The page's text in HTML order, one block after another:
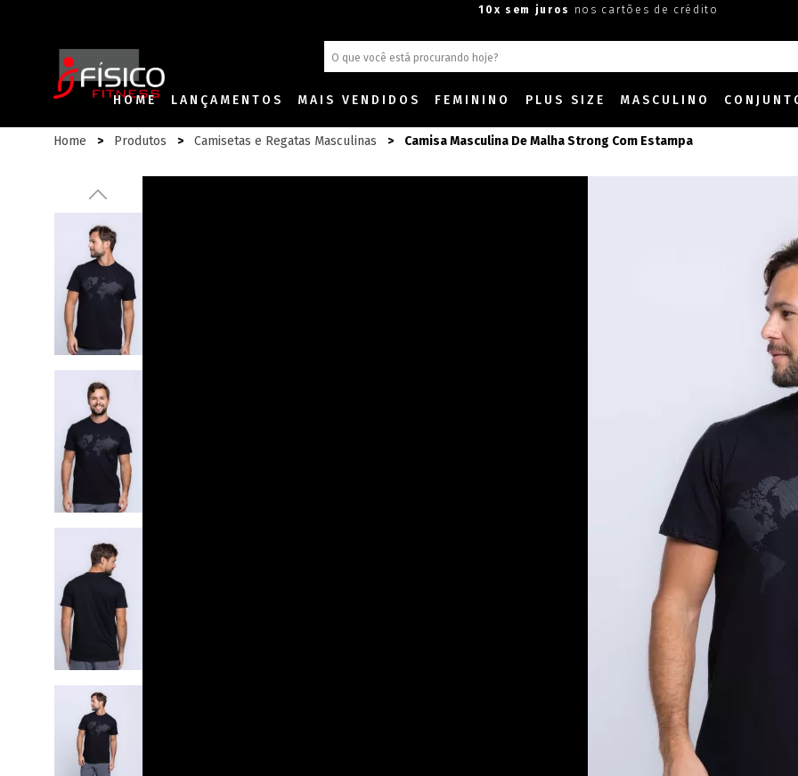
10x sem juros nos cartões de crédito
HOME LANÇAMENTOS MAIS VENDIDOS FEMININO PLUS SIZE MASCULINO
Home Produtos Camisetas e Regatas Masculinas Camisa Masculina De Malha Strong Com Estampa